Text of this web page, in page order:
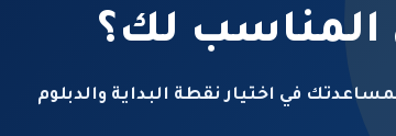
المناسب لك؟
في اختيار نقطة البداية والدبلوم